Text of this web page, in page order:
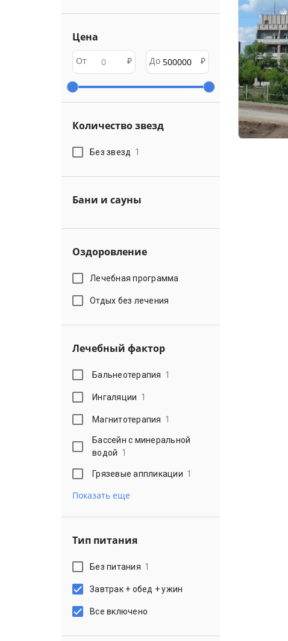
Цена
От ₽ До ₽
Количество звезд
Без звезд 1
Бани и сауны
Оздоровление
Лечебная программа
Отдых без лечения
Лечебный фактор
Бальнеотерапия 1
Ингаляции 1
Магнитотерапия 1
Бассейн с минеральной
водой 1
Грязевые аппликации 1
Показать еще
Тип питания
Без питания 1
Завтрак + обед + ужин
Все включено